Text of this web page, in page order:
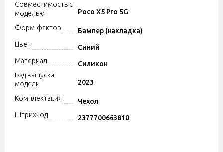
Совместимость с
моделью
Poco X5 Pro 5G
Форм-фактор
Бампер (накладка)
Цвет
Синий
Материал
Силикон
Год выпуска
модели
2023
Комплектация
Чехол
Штрихкод
2377700663810